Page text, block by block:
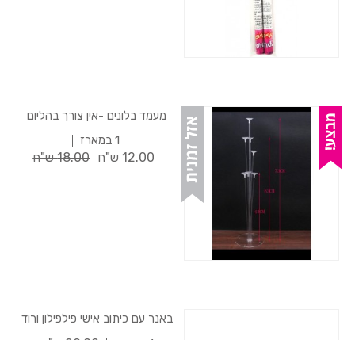
מעמד בלונים -אין צורך בהליום
1 במארז
12.00 ש"ח 18.00 ש"ח
באנר עם כיתוב אישי פילפילון ורוד